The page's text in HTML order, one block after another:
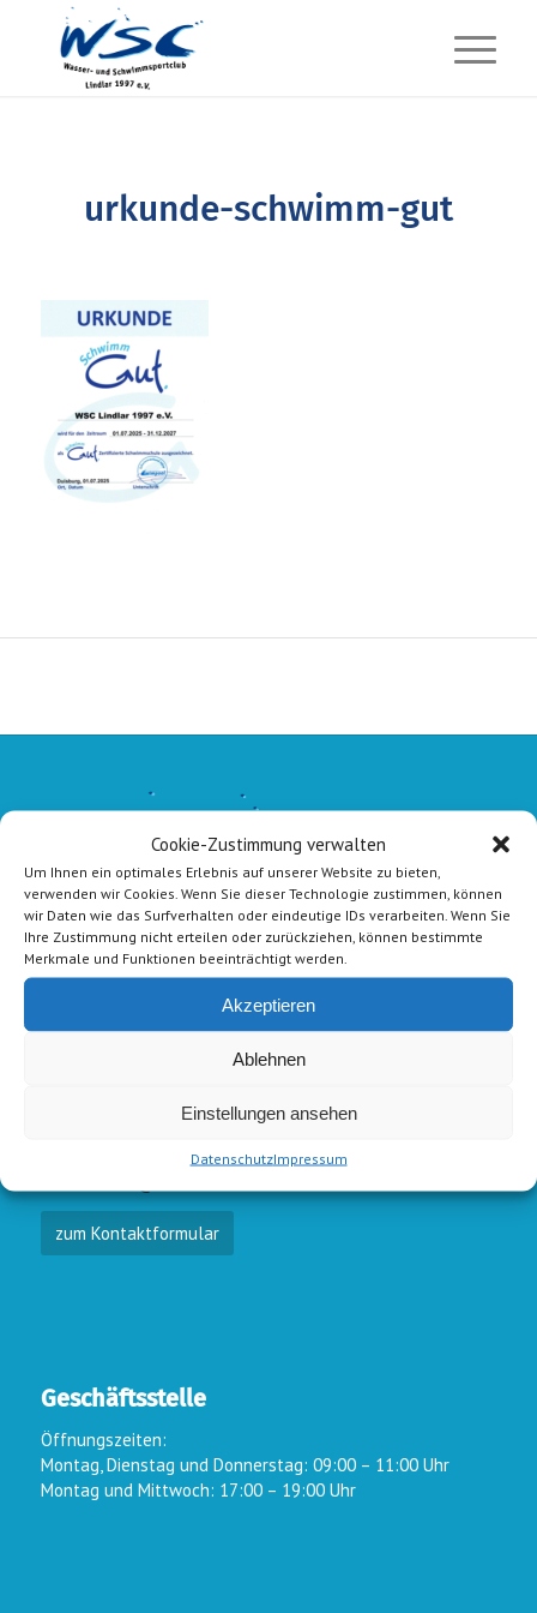
Cookie-Zustimmung verwalten
Um Ihnen ein optimales Erlebnis auf unserer Website zu bieten,
verwenden wir Cookies. Wenn Sie dieser Technologie zustimmen, können
wir Daten wie das Surfverhalten oder eindeutige IDs verarbeiten. Wenn Sie
Ihre Zustimmung nicht erteilen oder zurückziehen, können bestimmte
Merkmale und Funktionen beeinträchtigt werden.
Akzeptieren
Ablehnen
Einstellungen ansehen
DatenschutzImpressum
urkunde-schwimm-gut
schwimmen@wsc-lindlar.de
zum Kontaktformular
Geschäftsstelle
Öffnungszeiten:
Montag, Dienstag und Donnerstag: 09:00 – 11:00 Uhr
Montag und Mittwoch: 17:00 – 19:00 Uhr